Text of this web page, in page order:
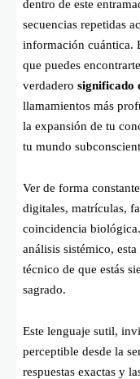
dentro de este
secuencias repetidas
información cuántica.
que puedes
verdadero significado
llamamientos más
la expansión de tu
tu mundo
Ver de forma
digitales, matrículas,
coincidencia
análisis sistémico,
técnico de que estás
sagrado.
Este lenguaje sutil,
perceptible desde la
respuestas exactas y